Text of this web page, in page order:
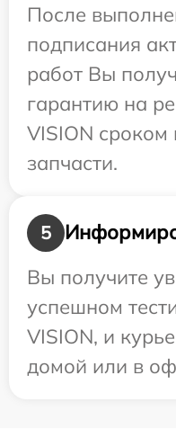
После
подписания
работ Вы
гарантию на
VISION сроком
запчасти.
5
Вы получите
успешном
VISION, и
домой или в